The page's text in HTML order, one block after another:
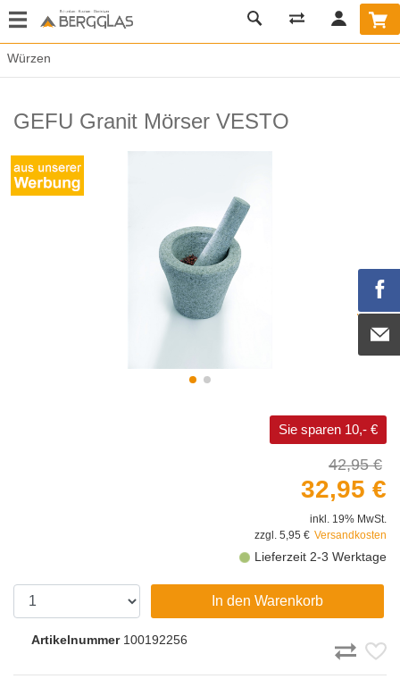
Würzen
GEFU Granit Mörser VESTO
Sie sparen 10,- €
42,95 €
32,95 €
inkl. 19% MwSt.
zzgl. 5,95 € Versandkosten
Lieferzeit 2-3 Werktage
In den Warenkorb
Artikelnummer100192256